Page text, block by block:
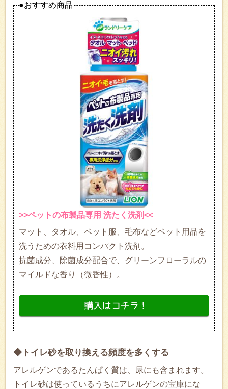
●おすすめ商品
>>ペットの布製品専用 洗たく洗剤<<
マット、タオル、ペット服、毛布などペット用品を
洗うための衣料用コンパクト洗剤。
抗菌成分、除菌成分配合で、グリーンフローラルの
マイルドな香り（微香性）。
◆トイレ砂を取り換える頻度を多くする
アレルゲンであるたんぱく質は、尿にも含まれます。
トイレ砂は使っているうちにアレルゲンの宝庫にな